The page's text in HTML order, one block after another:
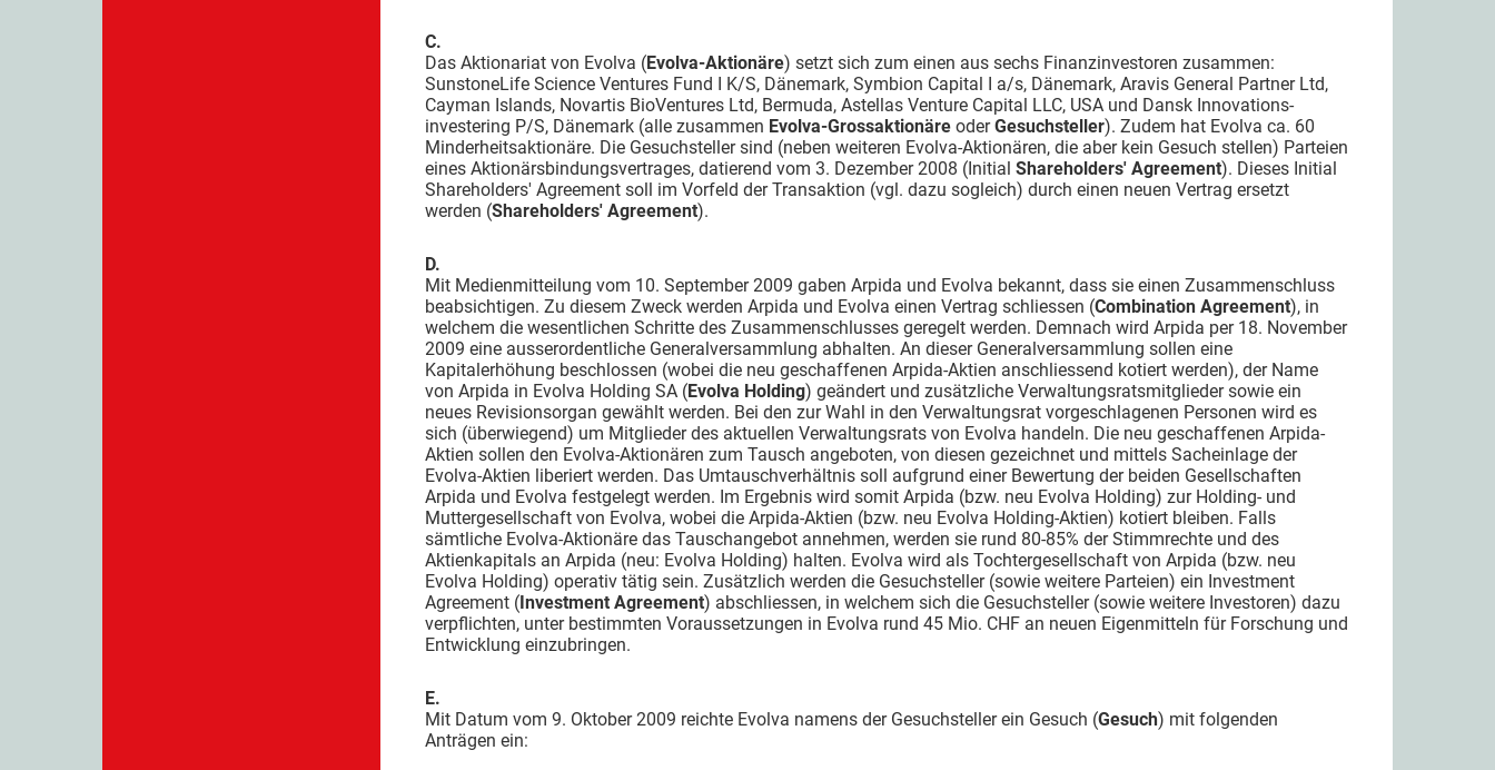
C.
Das Aktionariat von Evolva (Evolva-Aktionäre) setzt sich zum einen aus sechs Finanzinvestoren zusammen:
SunstoneLife Science Ventures Fund I K/S, Dänemark, Symbion Capital I a/s, Dänemark, Aravis General Partner Ltd,
Cayman Islands, Novartis BioVentures Ltd, Bermuda, Astellas Venture Capital LLC, USA und Dansk Innovations-
investering P/S, Dänemark (alle zusammen Evolva-Grossaktionäre oderGesuchsteller). Zudem hat Evolva ca. 60
Minderheitsaktionäre. Die Gesuchsteller sind (neben weiteren Evolva-Aktionären, die aber kein Gesuch stellen) Parteien
eines Aktionärsbindungsvertrages, datierend vom 3. Dezember 2008 (Initial Shareholders' Agreement). Dieses Initial
Shareholders' Agreement soll im Vorfeld der Transaktion (vgl. dazu sogleich) durch einen neuen Vertrag ersetzt
werden (Shareholders' Agreement).
D.
Mit Medienmitteilung vom 10. September 2009 gaben Arpida und Evolva bekannt, dass sie einen Zusammenschluss
beabsichtigen. Zu diesem Zweck werden Arpida und Evolva einen Vertrag schliessen (Combination Agreement), in
welchem die wesentlichen Schritte des Zusammenschlusses geregelt werden. Demnach wird Arpida per 18. November
2009 eine ausserordentliche Generalversammlung abhalten. An dieser Generalversammlung sollen eine
Kapitalerhöhung beschlossen (wobei die neu geschaffenen Arpida-Aktien anschliessend kotiert werden), der Name
von Arpida in Evolva Holding SA (Evolva Holding) geändert und zusätzliche Verwaltungsratsmitglieder sowie ein
neues Revisionsorgan gewählt werden. Bei den zur Wahl in den Verwaltungsrat vorgeschlagenen Personen wird es
sich (überwiegend) um Mitglieder des aktuellen Verwaltungsrats von Evolva handeln. Die neu geschaffenen Arpida-
Aktien sollen den Evolva-Aktionären zum Tausch angeboten, von diesen gezeichnet und mittels Sacheinlage der
Evolva-Aktien liberiert werden. Das Umtauschverhältnis soll aufgrund einer Bewertung der beiden Gesellschaften
Arpida und Evolva festgelegt werden. Im Ergebnis wird somit Arpida (bzw. neu Evolva Holding) zur Holding- und
Muttergesellschaft von Evolva, wobei die Arpida-Aktien (bzw. neu Evolva Holding-Aktien) kotiert bleiben. Falls
sämtliche Evolva-Aktionäre das Tauschangebot annehmen, werden sie rund 80-85% der Stimmrechte und des
Aktienkapitals an Arpida (neu: Evolva Holding) halten. Evolva wird als Tochtergesellschaft von Arpida (bzw. neu
Evolva Holding) operativ tätig sein. Zusätzlich werden die Gesuchsteller (sowie weitere Parteien) ein Investment
Agreement (Investment Agreement) abschliessen, in welchem sich die Gesuchsteller (sowie weitere Investoren) dazu
verpflichten, unter bestimmten Voraussetzungen in Evolva rund 45 Mio. CHF an neuen Eigenmitteln für Forschung und
Entwicklung einzubringen.
E.
Mit Datum vom 9. Oktober 2009 reichte Evolva namens der Gesuchsteller ein Gesuch (Gesuch) mit folgenden
Anträgen ein: